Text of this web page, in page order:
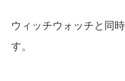
ウィッチウォッチと同
す。